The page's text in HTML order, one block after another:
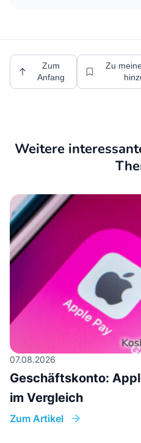
Zum
Anfang
Zu
Weitere
07.08.2026
Geschäftskonto:
im Vergleich
Zum Artikel